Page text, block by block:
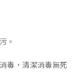
。
毒，清潔消毒無死